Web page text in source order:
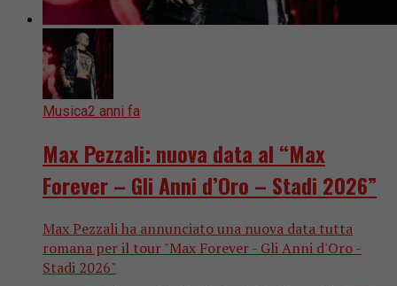
Musica2 anni fa
Max Pezzali: nuova data al “Max
Forever – Gli Anni d’Oro – Stadi 2026”
Max Pezzali ha annunciato una nuova data tutta
romana per il tour "Max Forever - Gli Anni d'Oro -
Stadi 2026"